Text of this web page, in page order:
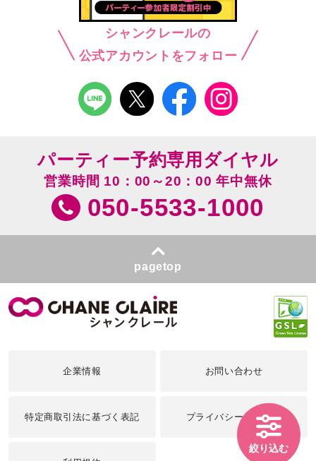
シャンクレールの
公式アカウントをフォロー
絞り込む
パーティー予約専用ダイヤル
営業時間 10：00～20：00 年中無休
050-5533-1000
pagetop
企業情報 お問い合わせ
特定商取引法に基づく表記 プライバシーポリシー